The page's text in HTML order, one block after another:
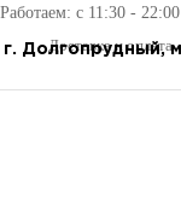
Доставка и оплата
Работаем: с 11:30 - 22:00
г. Долгопрудный,